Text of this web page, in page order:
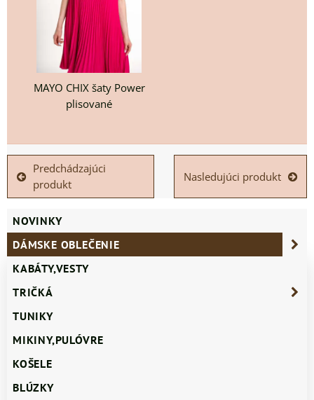
MAYO CHIX šaty Power
plisované
Predchádzajúci
produkt
Nasledujúci produkt
NOVINKY
DÁMSKE OBLEČENIE
KABÁTY,VESTY
TRIČKÁ
TUNIKY
MIKINY,PULÓVRE
KOŠELE
BLÚZKY